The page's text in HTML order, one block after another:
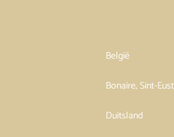
België
Bonaire, Sint-
Duitsland